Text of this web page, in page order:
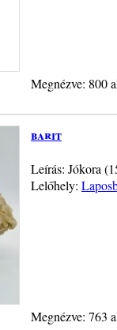
Megnézve: 800
barit
Leírás: Jókora
Lelőhely:
Megnézve: 763